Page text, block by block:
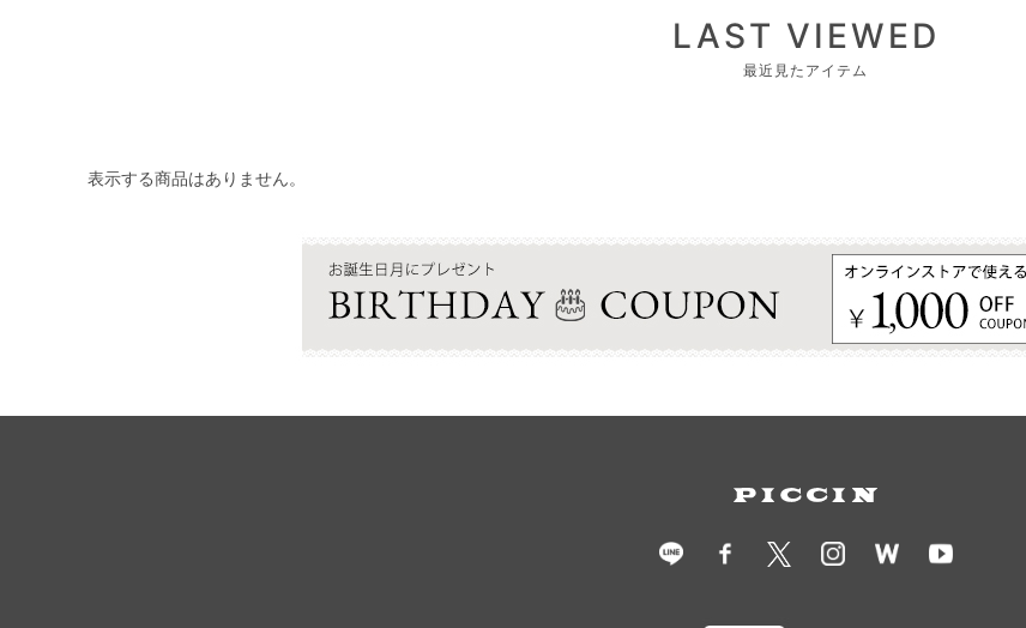
LAST VIEWED
最近見たアイテム
表示する商品はありません。